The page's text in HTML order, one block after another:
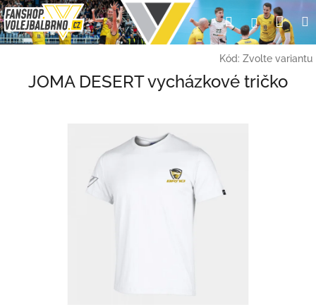
Přejít
na
obsah
HledatPřihlášení
Kód: Zvolte variantu
JOMA DESERT vycházkové tričko